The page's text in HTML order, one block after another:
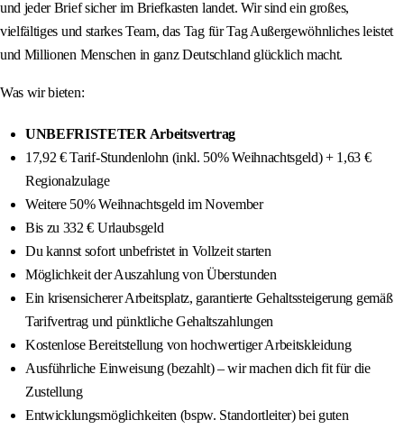
und jeder Brief sicher im Briefkasten landet. Wir sind ein großes,
vielfältiges und starkes Team, das Tag für Tag Außergewöhnliches leistet
und Millionen Menschen in ganz Deutschland glücklich macht.
Was wir bieten:
UNBEFRISTETER Arbeitsvertrag
17,92 € Tarif-Stundenlohn (inkl. 50% Weihnachtsgeld) + 1,63 €
Regionalzulage
Weitere 50% Weihnachtsgeld im November
Bis zu 332 € Urlaubsgeld
Du kannst sofort unbefristet in Vollzeit starten
Möglichkeit der Auszahlung von Überstunden
Ein krisensicherer Arbeitsplatz, garantierte Gehaltssteigerung gemäß
Tarifvertrag und pünktliche Gehaltszahlungen
Kostenlose Bereitstellung von hochwertiger Arbeitskleidung
Ausführliche Einweisung (bezahlt) – wir machen dich fit für die
Zustellung
Entwicklungsmöglichkeiten (bspw. Standortleiter) bei guten